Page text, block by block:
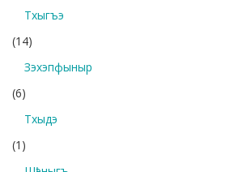
Тхыгъэ
(14)
Зэхэпфыныр
(6)
Тхыдэ
(1)